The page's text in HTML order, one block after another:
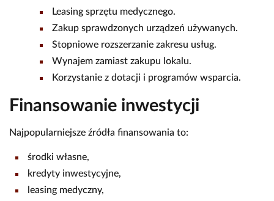
Leasing sprzętu medycznego.
Zakup sprawdzonych urządzeń używanych.
Stopniowe rozszerzanie zakresu usług.
Wynajem zamiast zakupu lokalu.
Korzystanie z dotacji i programów wsparcia.
Finansowanie inwestycji
Najpopularniejsze źródła finansowania to:
środki własne,
kredyty inwestycyjne,
leasing medyczny,